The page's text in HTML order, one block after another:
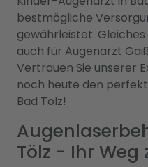
bestmögliche
gewährleistet.
auch für Augenarzt
Vertrauen Sie unserer
noch heute den
Bad Tölz!
Tölz - Ihr Weg